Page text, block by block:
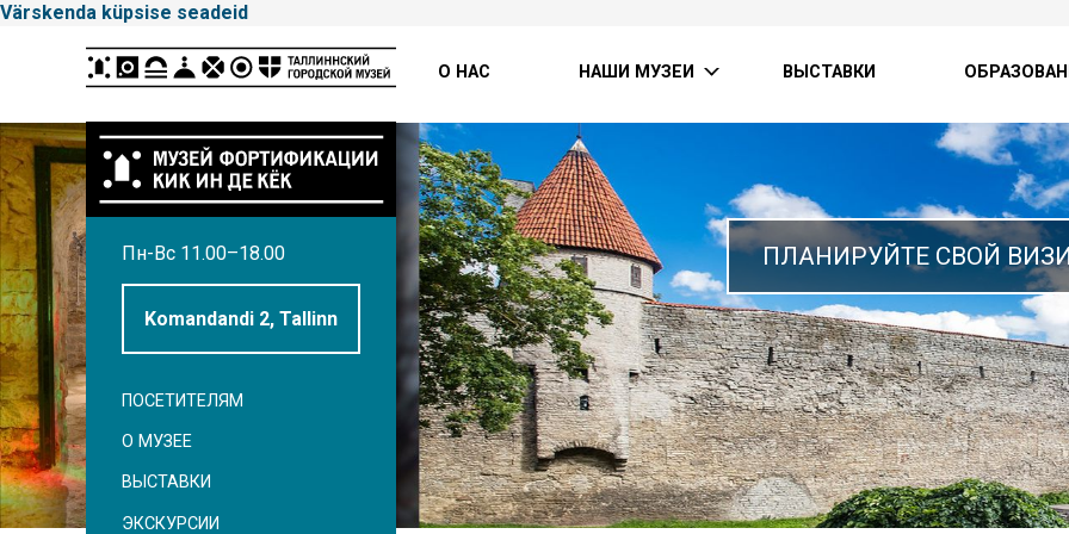
Värskenda küpsise seadeid
Tallinna
Linnamuuseum
Peamenüü
О НАС НАШИ МУЗЕИ ВЫСТАВКИ
Пн-Вс 11.00–18.00
Komandandi 2, Tallinn
Külgpaani
navigatsioon
ПОСЕТИТЕЛЯМ
О МУЗЕЕ
ВЫСТАВКИ
ЭКСКУРСИИ
ПЛАНИРУЙТЕ СВОЙ